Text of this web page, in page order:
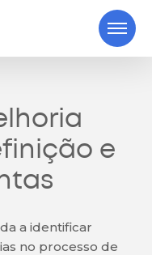
e
a identificar
no processo de